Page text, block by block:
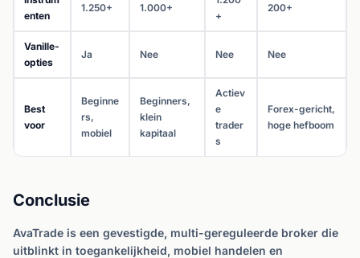
enten
1.250+ 1.000+
+
200+
Vanille-
opties
Ja Nee Nee Nee
Best
voor
Beginne
rs,
mobiel
Beginners,
klein
kapitaal
Actiev
e
trader
s
Forex-gericht,
hoge hefboom
Conclusie
AvaTrade is een gevestigde, multi-gereguleerde broker die
uitblinkt in toegankelijkheid, mobiel handelen en